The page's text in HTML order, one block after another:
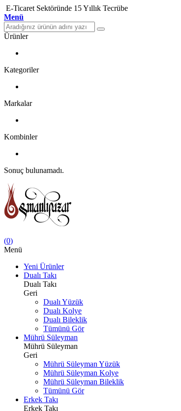
E-Ticaret Sektöründe 15 Yıllık Tecrübe
Menü
Ürünler
Kategoriler
Markalar
Kombinler
Sonuç bulunamadı.
(0)
Menü
Yeni Ürünler
Dualı Takı
Dualı Takı
Geri
Dualı Yüzük
Dualı Kolye
Dualı Bileklik
Tümünü Gör
Mührü Süleyman
Mührü Süleyman
Geri
Mührü Süleyman Yüzük
Mührü Süleyman Kolye
Mührü Süleyman Bileklik
Tümünü Gör
Erkek Takı
Erkek Takı